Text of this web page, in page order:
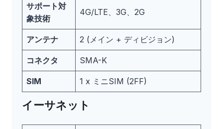
サポート対
象技術
4G/LTE、3G、2G
アンテナ 2 (メイン + ディビジョン)
コネクタ SMA-K
SIM 1 x ミニSIM (2FF)
イーサネット